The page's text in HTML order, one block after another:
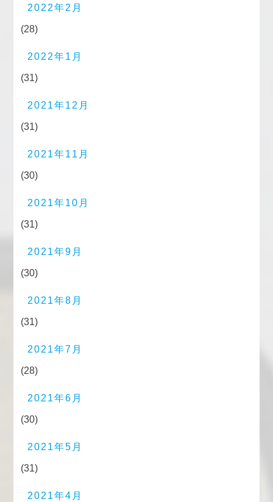
2022年2月
(28)
2022年1月
(31)
2021年12月
(31)
2021年11月
(30)
2021年10月
(31)
2021年9月
(30)
2021年8月
(31)
2021年7月
(28)
2021年6月
(30)
2021年5月
(31)
2021年4月